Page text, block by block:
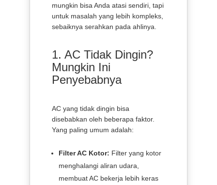
mungkin bisa Anda atasi sendiri, tapi
untuk masalah yang lebih kompleks,
sebaiknya serahkan pada ahlinya.
1. AC Tidak Dingin?
Mungkin Ini
Penyebabnya
AC yang tidak dingin bisa
disebabkan oleh beberapa faktor.
Yang paling umum adalah:
Filter AC Kotor: Filter yang kotor
menghalangi aliran udara,
membuat AC bekerja lebih keras